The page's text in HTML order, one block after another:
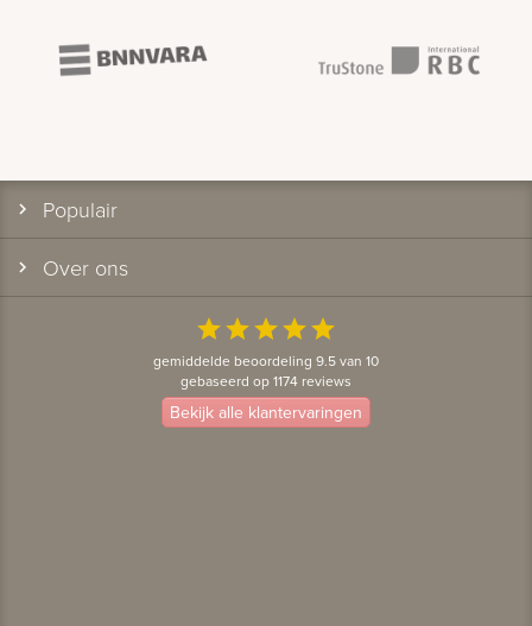
Populair
Over ons
starstarstarstarstar
gemiddelde beoordeling 9.5 van 10
gebaseerd op 1174 reviews
Bekijk alle klantervaringen